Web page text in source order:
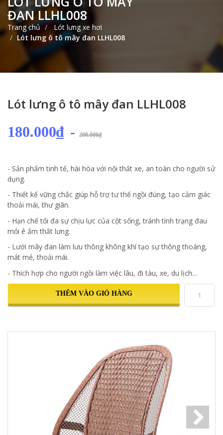
ĐAN LLHL008
Trang chủ
Lót lưng xe hơi
Lót lưng ô tô mây đan LLHL008
Lót lưng ô tô mây đan LLHL008
180.000₫ - 200.000₫
- Sản phẩm tinh tế, hài hòa với nội thất xe, an toàn cho người sử
dụng.
- Thiết kế vững chắc giúp hỗ trợ tư thế ngồi đúng, tạo cảm giác
thoải mái, thư giãn.
- Hạn chế tối đa sự chịu lực của cột sống, tránh tình trạng đau
mỏi ê ẩm thắt lưng.
- Lưới mây đan làm lưu thông không khí tạo sự thông thoáng,
mát mẻ, thoải mái.
- Thích hợp cho người ngồi làm việc lâu, đi tàu, xe, du lịch…
THÊM VÀO GIỎ HÀNG